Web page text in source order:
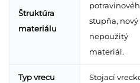
Štruktúra
materiálu
stupňa, nový
nepoužitý
materiál.
Typ vrecu Stojací